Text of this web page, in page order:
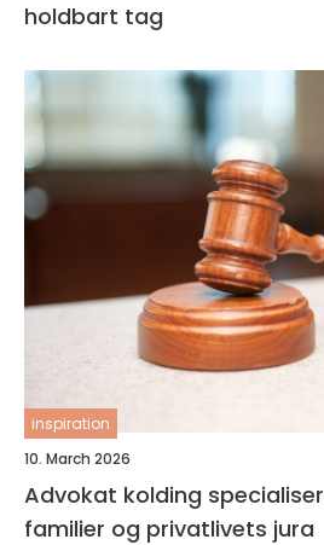
holdbart tag
inspiration
10. March 2026
Advokat kolding specialiseret hjælp til
familier og privatlivets jura